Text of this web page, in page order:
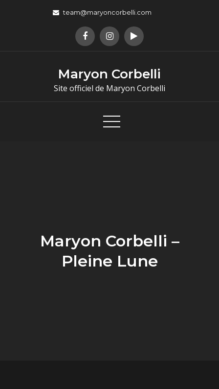
team@maryoncorbelli.com
Maryon Corbelli
Site officiel de Maryon Corbelli
Maryon Corbelli –
Pleine Lune